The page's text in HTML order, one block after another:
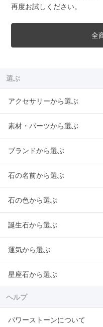
再度お試しください。
全
選ぶ
アクセサリーから選ぶ
素材・パーツから選ぶ
ブランドから選ぶ
石の名前から選ぶ
石の色から選ぶ
誕生石から選ぶ
運気から選ぶ
星座石から選ぶ
ヘルプ
パワーストーンについて